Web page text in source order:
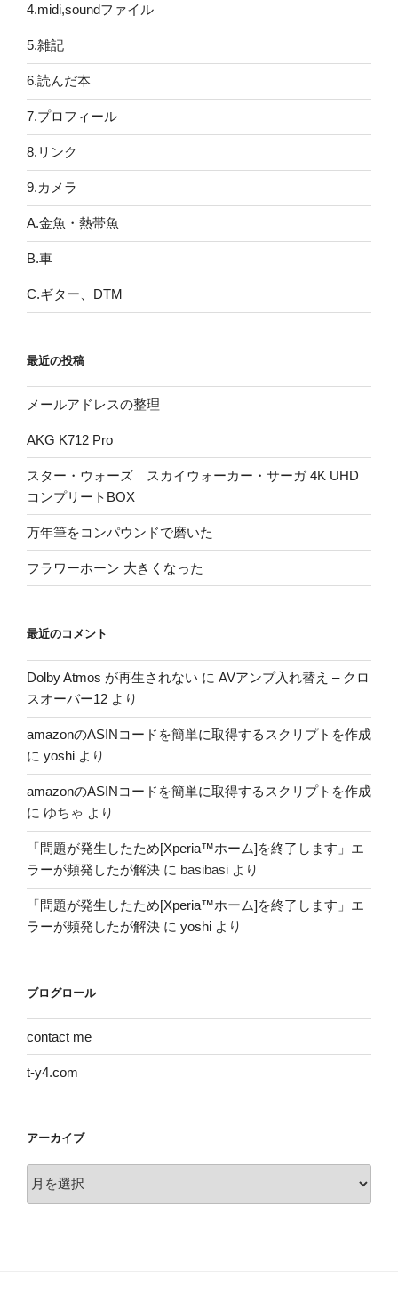
4.midi,soundファイル
5.雑記
6.読んだ本
7.プロフィール
8.リンク
9.カメラ
A.金魚・熱帯魚
B.車
C.ギター、DTM
最近の投稿
メールアドレスの整理
AKG K712 Pro
スター・ウォーズ スカイウォーカー・サーガ 4K UHD
コンプリートBOX
万年筆をコンパウンドで磨いた
フラワーホーン 大きくなった
最近のコメント
Dolby Atmos が再生されない に AVアンプ入れ替え – クロ
スオーバー12 より
amazonのASINコードを簡単に取得するスクリプトを作成
に yoshi より
amazonのASINコードを簡単に取得するスクリプトを作成
に ゆちゃ より
「問題が発生したため[Xperia™ホーム]を終了します」エ
ラーが頻発したが解決 に basibasi より
「問題が発生したため[Xperia™ホーム]を終了します」エ
ラーが頻発したが解決 に yoshi より
ブログロール
contact me
t-y4.com
アーカイブ
ー